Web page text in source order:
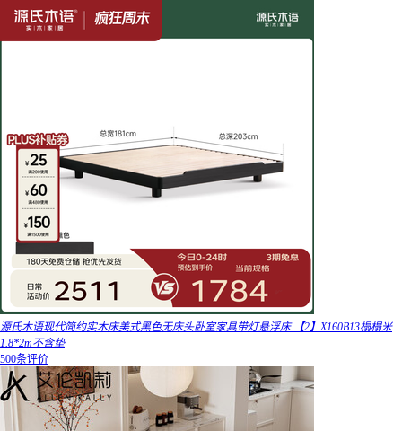
源氏木语现代简约实木床美式黑色无床头卧室家具带灯悬浮床 【2】X160B13榻榻米
1.8*2m不含垫
500条评价